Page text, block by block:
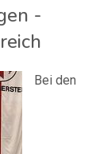
-
Bei den